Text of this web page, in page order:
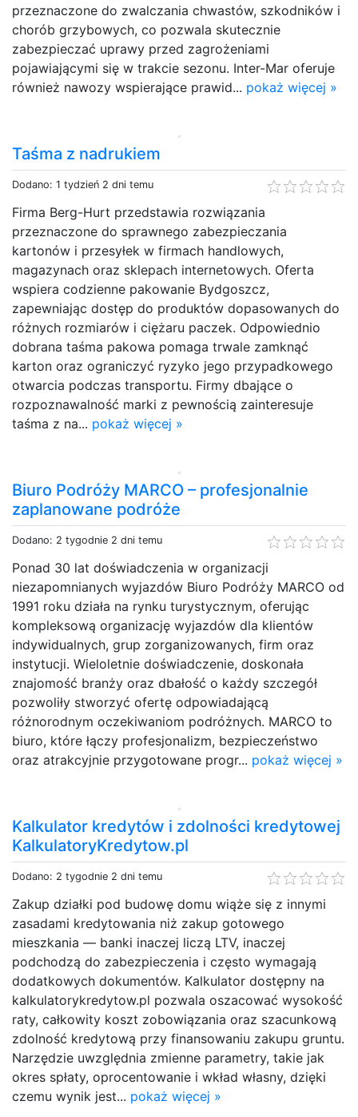
przeznaczone do zwalczania chwastów, szkodników i
chorób grzybowych, co pozwala skutecznie
zabezpieczać uprawy przed zagrożeniami
pojawiającymi się w trakcie sezonu. Inter-Mar oferuje
również nawozy wspierające prawid... pokaż więcej »
Taśma z nadrukiem
Dodano: 1 tydzień 2 dni temu
Firma Berg-Hurt przedstawia rozwiązania
przeznaczone do sprawnego zabezpieczania
kartonów i przesyłek w firmach handlowych,
magazynach oraz sklepach internetowych. Oferta
wspiera codzienne pakowanie Bydgoszcz,
zapewniając dostęp do produktów dopasowanych do
różnych rozmiarów i ciężaru paczek. Odpowiednio
dobrana taśma pakowa pomaga trwale zamknąć
karton oraz ograniczyć ryzyko jego przypadkowego
otwarcia podczas transportu. Firmy dbające o
rozpoznawalność marki z pewnością zainteresuje
taśma z na... pokaż więcej »
Biuro Podróży MARCO – profesjonalnie
zaplanowane podróże
Dodano: 2 tygodnie 2 dni temu
Ponad 30 lat doświadczenia w organizacji
niezapomnianych wyjazdów Biuro Podróży MARCO od
1991 roku działa na rynku turystycznym, oferując
kompleksową organizację wyjazdów dla klientów
indywidualnych, grup zorganizowanych, firm oraz
instytucji. Wieloletnie doświadczenie, doskonała
znajomość branży oraz dbałość o każdy szczegół
pozwoliły stworzyć ofertę odpowiadającą
różnorodnym oczekiwaniom podróżnych. MARCO to
biuro, które łączy profesjonalizm, bezpieczeństwo
oraz atrakcyjnie przygotowane progr... pokaż więcej »
Kalkulator kredytów i zdolności kredytowej
KalkulatoryKredytow.pl
Dodano: 2 tygodnie 2 dni temu
Zakup działki pod budowę domu wiąże się z innymi
zasadami kredytowania niż zakup gotowego
mieszkania — banki inaczej liczą LTV, inaczej
podchodzą do zabezpieczenia i często wymagają
dodatkowych dokumentów. Kalkulator dostępny na
kalkulatorykredytow.pl pozwala oszacować wysokość
raty, całkowity koszt zobowiązania oraz szacunkową
zdolność kredytową przy finansowaniu zakupu gruntu.
Narzędzie uwzględnia zmienne parametry, takie jak
okres spłaty, oprocentowanie i wkład własny, dzięki
czemu wynik jest... pokaż więcej »